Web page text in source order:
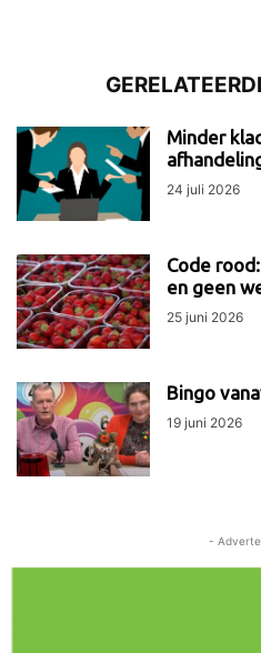
Minder
24 juli 2026
Code
en geen
25 juni 2026
Bingo
19 juni 2026
-